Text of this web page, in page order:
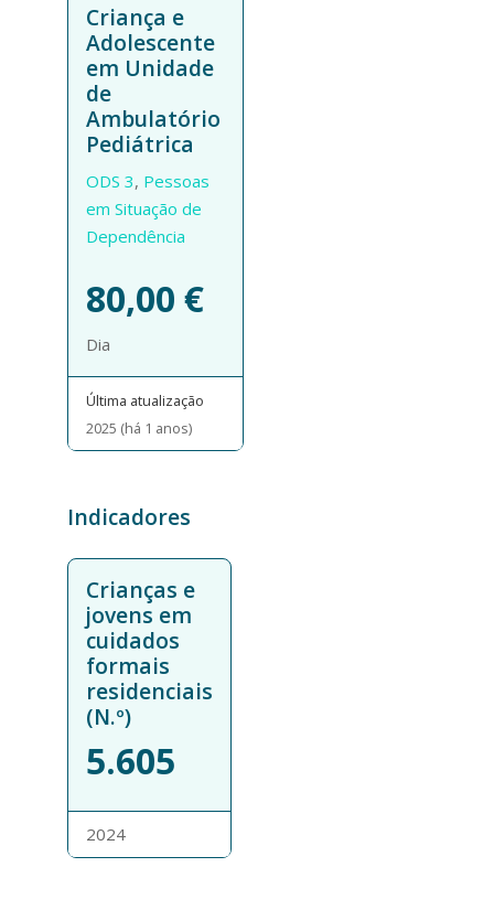
Criança e
Adolescente
em Unidade
de
Ambulatório
Pediátrica
ODS 3, Pessoas
em Situação de
Dependência
80,00 €
Dia
Última atualização
2025 (há 1 anos)
Indicadores
Crianças e
jovens em
cuidados
formais
residenciais
(N.º)
5.605
2024